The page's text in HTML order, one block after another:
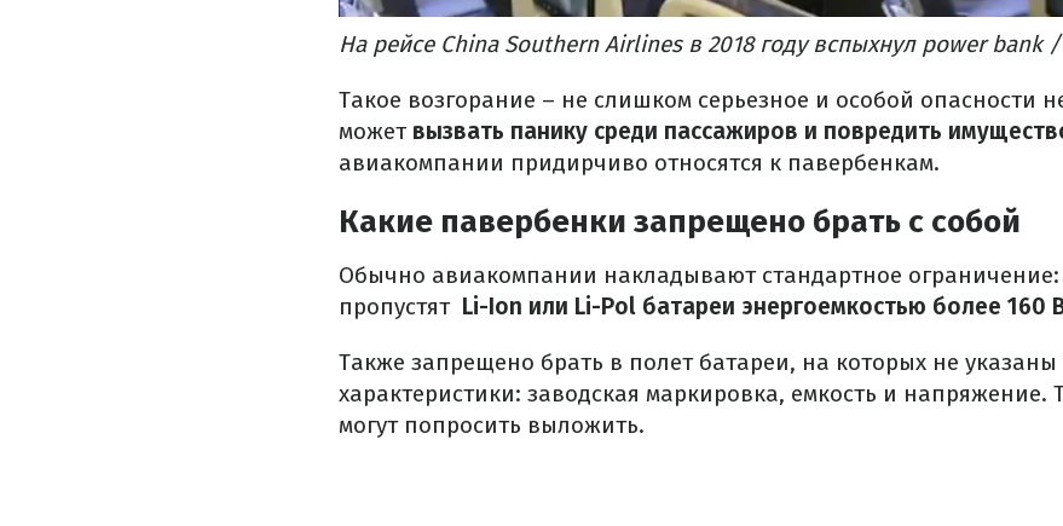
На рейсе China Southern Airlines в 2018 году вспыхнул power bank
Такое возгорание – не слишком серьезное и особой опасности
может вызвать панику среди пассажиров и повредить
авиакомпании придирчиво относятся к павербенкам.
Какие павербенки запрещено брать с собой
Обычно авиакомпании накладывают стандартное ограничение:
пропустят Li-Ion или Li-Pol батареи энергоемкостью более 160
Также запрещено брать в полет батареи, на которых не указаны
характеристики: заводская маркировка, емкость и напряжение.
могут попросить выложить.